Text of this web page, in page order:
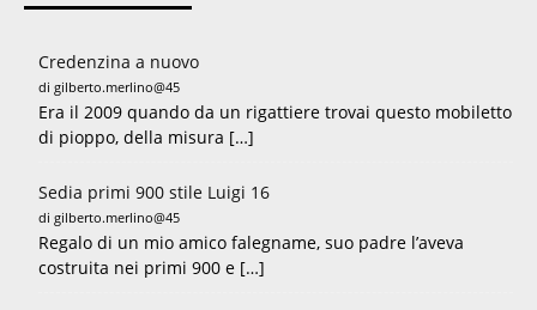
Credenzina a nuovo
di gilberto.merlino@45
Era il 2009 quando da un rigattiere trovai questo mobiletto
di pioppo, della misura […]
Sedia primi 900 stile Luigi 16
di gilberto.merlino@45
Regalo di un mio amico falegname, suo padre l’aveva
costruita nei primi 900 e […]